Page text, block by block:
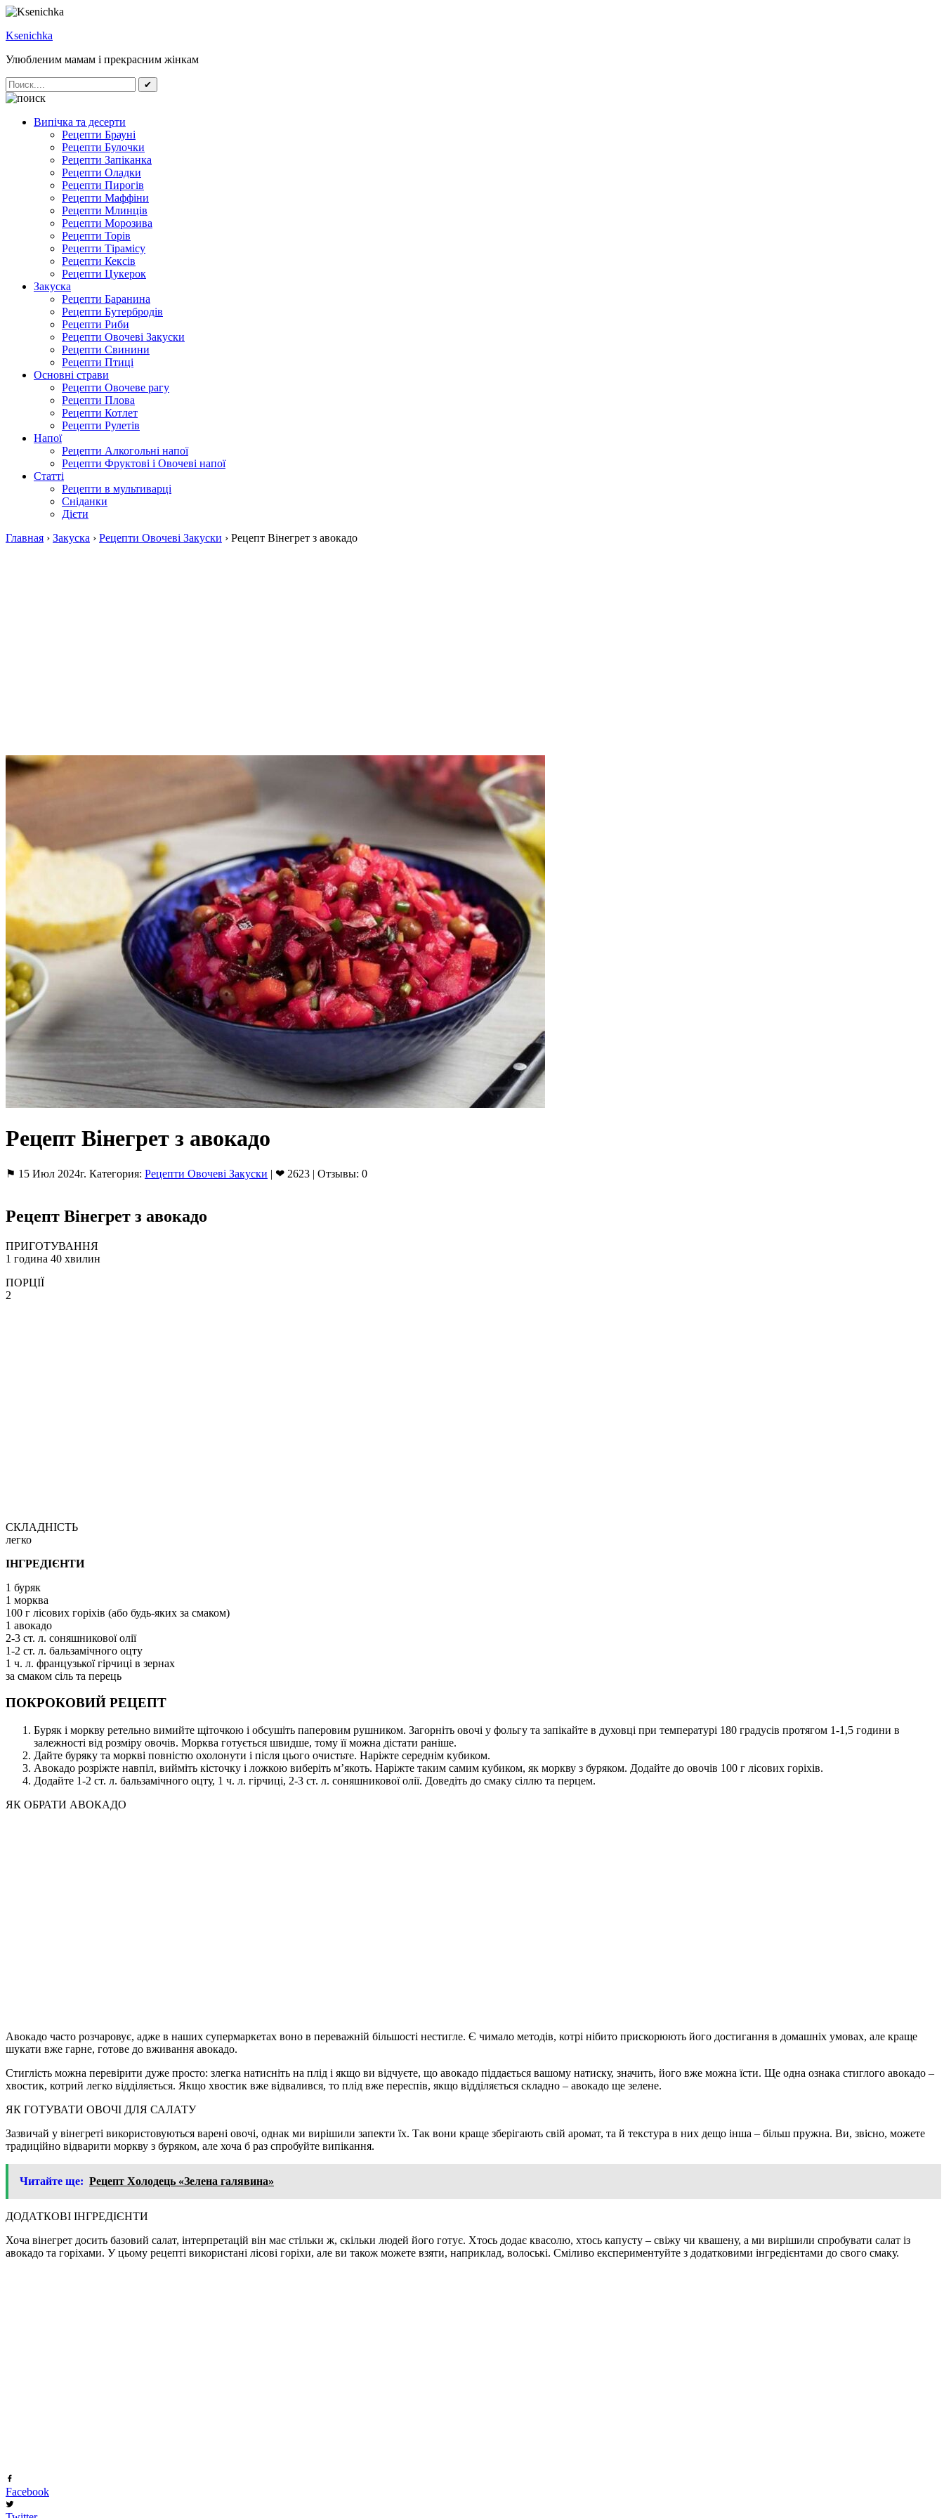
Ksenichka
Улюбленим мамам і прекрасним жінкам
✔
Випічка та десерти
Рецепти Брауні
Рецепти Булочки
Рецепти Запіканка
Рецепти Оладки
Рецепти Пирогів
Рецепти Маффіни
Рецепти Млинців
Рецепти Морозива
Рецепти Торів
Рецепти Тірамісу
Рецепти Кексів
Рецепти Цукерок
Закуска
Рецепти Баранина
Рецепти Бутербродів
Рецепти Риби
Рецепти Овочеві Закуски
Рецепти Свинини
Рецепти Птиці
Основні страви
Рецепти Овочеве рагу
Рецепти Плова
Рецепти Котлет
Рецепти Рулетів
Напої
Рецепти Алкогольні напої
Рецепти Фруктові і Овочеві напої
Статті
Рецепти в мультиварці
Сніданки
Дієти
Главная › Закуска › Рецепти Овочеві Закуски › Рецепт Вінегрет з авокадо
Рецепт Вінегрет з авокадо
⚑ 15 Июл 2024г. Категория: Рецепти Овочеві Закуски | ❤ 2623 | Отзывы: 0
Рецепт Вінегрет з авокадо
ПРИГОТУВАННЯ
1 година 40 хвилин
ПОРЦІЇ
2
СКЛАДНІСТЬ
легко
ІНГРЕДІЄНТИ
1 буряк
1 морква
100 г лісових горіхів (або будь-яких за смаком)
1 авокадо
2-3 ст. л. соняшникової олії
1-2 ст. л. бальзамічного оцту
1 ч. л. французької гірчиці в зернах
за смаком сіль та перець
ПОКРОКОВИЙ РЕЦЕПТ
Буряк і моркву ретельно вимийте щіточкою і обсушіть паперовим рушником. Загорніть овочі у фольгу та запікайте в духовці при температурі 180 градусів протягом 1-1,5 години в
залежності від розміру овочів. Морква готується швидше, тому її можна дістати раніше.
Дайте буряку та моркві повністю охолонути і після цього очистьте. Наріжте середнім кубиком.
Авокадо розріжте навпіл, вийміть кісточку і ложкою виберіть м’якоть. Наріжте таким самим кубиком, як моркву з буряком. Додайте до овочів 100 г лісових горіхів.
Додайте 1-2 ст. л. бальзамічного оцту, 1 ч. л. гірчиці, 2-3 ст. л. соняшникової олії. Доведіть до смаку сіллю та перцем.
ЯК ОБРАТИ АВОКАДО
Авокадо часто розчаровує, адже в наших супермаркетах воно в переважній більшості нестигле. Є чимало методів, котрі нібито прискорюють його достигання в домашніх умовах, але краще
шукати вже гарне, готове до вживання авокадо.
Стиглість можна перевірити дуже просто: злегка натисніть на плід і якщо ви відчуєте, що авокадо піддається вашому натиску, значить, його вже можна їсти. Ще одна ознака стиглого авокадо –
хвостик, котрий легко відділяється. Якщо хвостик вже відвалився, то плід вже переспів, якщо відділяється складно – авокадо ще зелене.
ЯК ГОТУВАТИ ОВОЧІ ДЛЯ САЛАТУ
Зазвичай у вінегреті використовуються варені овочі, однак ми вирішили запекти їх. Так вони краще зберігають свій аромат, та й текстура в них дещо інша – більш пружна. Ви, звісно, можете
традиційно відварити моркву з буряком, але хоча б раз спробуйте випікання.
Читайте ще: Рецепт Холодець «Зелена галявина»
ДОДАТКОВІ ІНГРЕДІЄНТИ
Хоча вінегрет досить базовий салат, інтерпретацій він має стільки ж, скільки людей його готує. Хтось додає квасолю, хтось капусту – свіжу чи квашену, а ми вирішили спробувати салат із
авокадо та горіхами. У цьому рецепті використані лісові горіхи, але ви також можете взяти, наприклад, волоські. Сміливо експериментуйте з додатковими інгредієнтами до свого смаку.
Facebook